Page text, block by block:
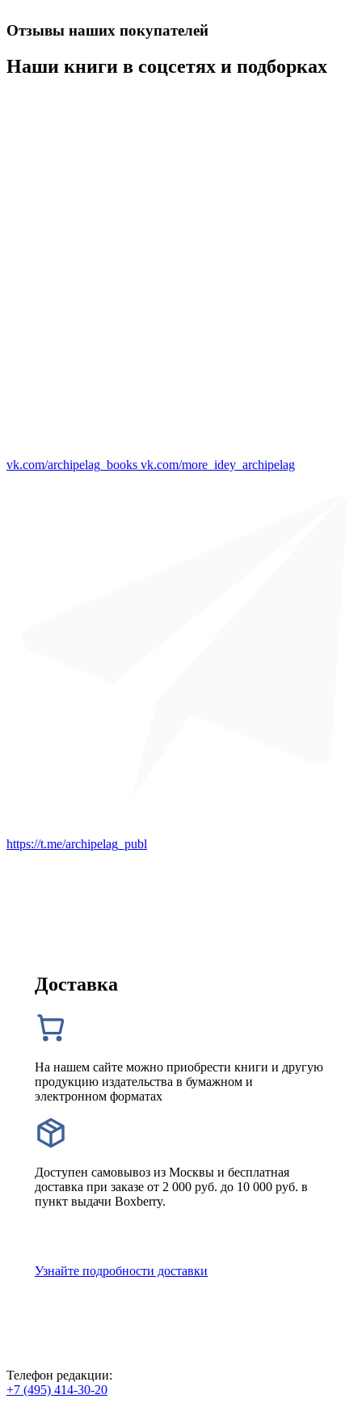
Отзывы наших покупателей
Наши книги в соцсетях и подборках
vk.com/archipelag_books vk.com/more_idey_archipelag
https://t.me/archipelag_publ
Доставка
На нашем сайте можно приобрести книги и другую
продукцию издательства в бумажном и
электронном форматах
Доступен самовывоз из Москвы и бесплатная
доставка при заказе от 2 000 руб. до 10 000 руб. в
пункт выдачи Boxberry.
Узнайте подробности доставки
Телефон редакции:
+7 (495) 414-30-20